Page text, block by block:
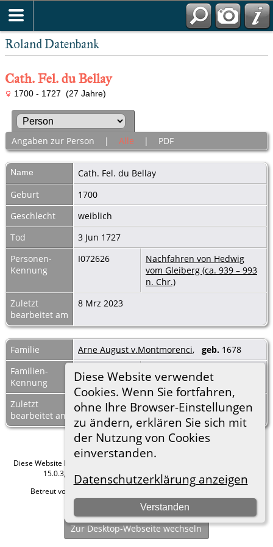
Roland Datenbank
Diese Website verwendet
Cookies. Wenn Sie fortfahren,
ohne Ihre Browser-Einstellungen
zu ändern, erklären Sie sich mit
der Nutzung von Cookies
einverstanden.
Datenschutzerklärung anzeigen
Verstanden
Cath. Fel. du Bellay
1700 - 1727 (27 Jahre)
Angaben zur Person | Alle | PDF
Name Cath. Fel. du Bellay
Geburt
1700
Geschlecht
weiblich
Tod
3 Jun 1727
Personen-
Kennung
I072626
Nachfahren von Hedwig
vom Gleiberg (ca. 939 – 993
n. Chr.)
Zuletzt
bearbeitet am
8 Mrz 2023
Familie Arne August v.Montmorenci, geb. 1678
Familien-
Kennung
F39747
|
Familientafel
Zuletzt
bearbeitet am
8 Mrz 2023
Diese Website läuft mit
15.0.3, programmiert von Darrin Lythgoe © 2001-2026.
Betreut von
Hier geht es zum Impressum
Zur Desktop-Webseite wechseln